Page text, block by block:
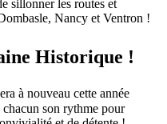
sillonner les routes et
Nancy et Ventron !
Historique !
à nouveau cette année
chacun son rythme pour